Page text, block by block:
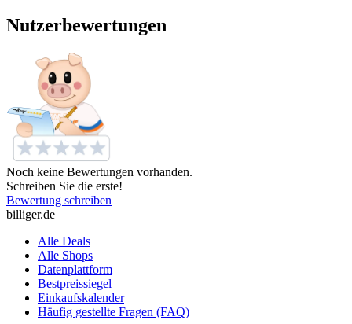
Nutzerbewertungen
Noch keine Bewertungen vorhanden.
Schreiben Sie die erste!
Bewertung schreiben
billiger.de
Alle Deals
Alle Shops
Datenplattform
Bestpreissiegel
Einkaufskalender
Häufig gestellte Fragen (FAQ)